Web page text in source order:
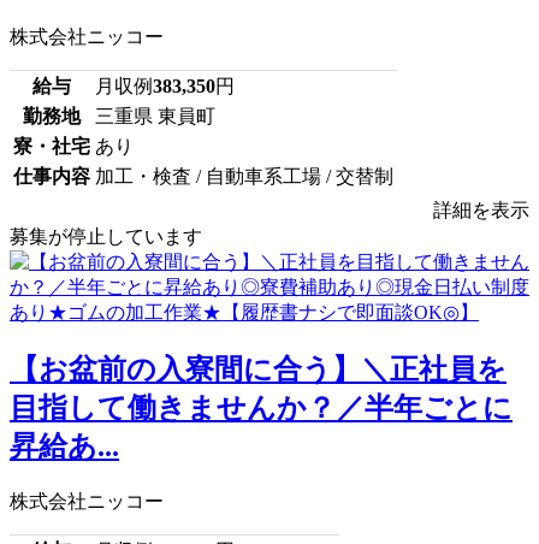
株式会社ニッコー
給与 月収例383,350円
勤務地
三重県 東員町
寮・社宅 あり
仕事内容 加工・検査 / 自動車系工場 / 交替制
詳細を表示
募集が停止しています
【お盆前の入寮間に合う】＼正社員を
目指して働きませんか？／半年ごとに
昇給あ...
株式会社ニッコー